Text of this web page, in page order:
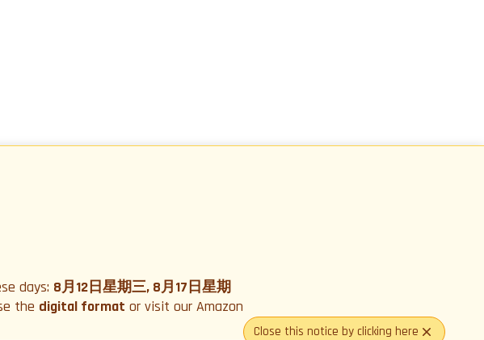
days: 8月12日星期三, 8月17日星期
the digital format or visit our Amazon
Close this notice by clicking here